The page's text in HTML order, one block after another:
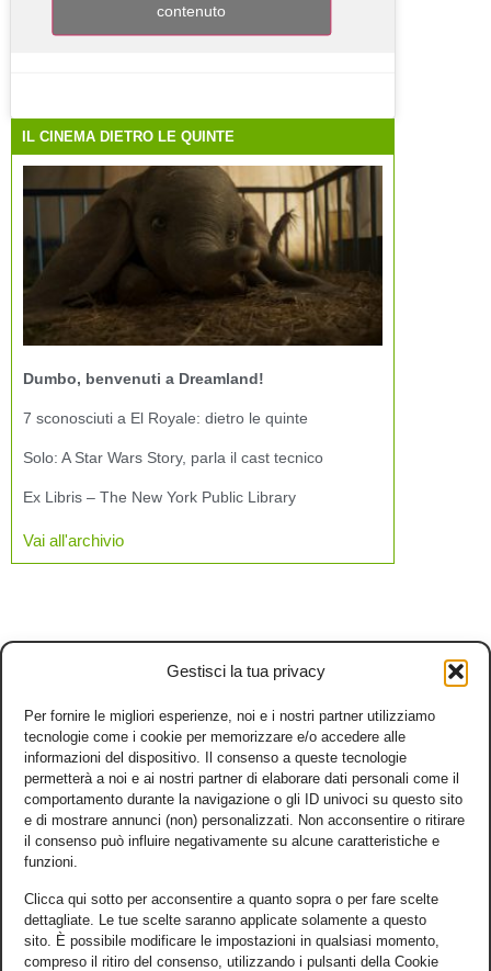
Gestisci la tua privacy
Per fornire le migliori esperienze, noi e i nostri partner utilizziamo
tecnologie come i cookie per memorizzare e/o accedere alle
informazioni del dispositivo. Il consenso a queste tecnologie
permetterà a noi e ai nostri partner di elaborare dati personali come il
comportamento durante la navigazione o gli ID univoci su questo sito
e di mostrare annunci (non) personalizzati. Non acconsentire o ritirare
il consenso può influire negativamente su alcune caratteristiche e
funzioni.
Clicca qui sotto per acconsentire a quanto sopra o per fare scelte
dettagliate. Le tue scelte saranno applicate solamente a questo
sito. È possibile modificare le impostazioni in qualsiasi momento,
compreso il ritiro del consenso, utilizzando i pulsanti della Cookie
contenuto
IL CINEMA DIETRO LE QUINTE
Dumbo, benvenuti a Dreamland!
7 sconosciuti a El Royale: dietro le quinte
Solo: A Star Wars Story, parla il cast tecnico
Ex Libris – The New York Public Library
Vai all'archivio